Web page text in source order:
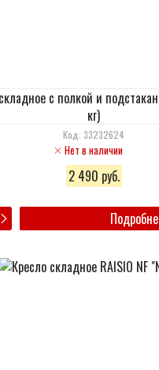
с полкой и
кг)
Код: 33232624
Нет в наличии
2 490 руб.